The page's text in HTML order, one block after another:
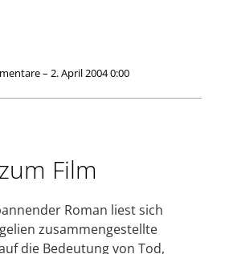
– 2. April 2004 0:00
Film
Roman liest sich
zusammengestellte
die Bedeutung von Tod,